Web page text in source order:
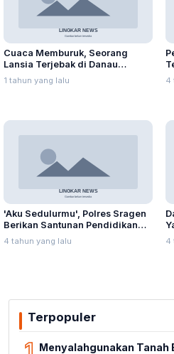
Cuaca Memburuk, Seorang
Lansia Terjebak di Danau
Rawapening Saat Mencari
Enceng Gondok
1 tahun yang lalu 4
'Aku Sedulurmu', Polres Sragen
Berikan Santunan Pendidikan
Anak Yatim Piatu
4 tahun yang lalu 4
Terpopuler
Menyalahgunakan Tanah